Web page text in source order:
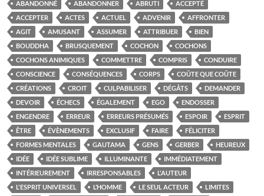
ABANDONNÉ ABANDONNER ABRUTI
ACCEPTÉ
ACCEPTER
ACTES ACTUEL ADVENIR
AFFRONTER
AGIT
AMUSANT ASSUMER ATTRIBUER
BIEN
BOUDDHA
BRUSQUEMENT COCHON
COCHONS
COCHONS ANIMIQUES
COMMETTRE COMPRIS
CONDUIRE
CONSCIENCE
CONSÉQUENCES CORPS
COÛTE QUE COÛTE
CRÉATIONS
CROIT CULPABILISER DÉGÂTS
DEMANDER
DEVOIR
ÉCHECS ÉGALEMENT EGO
ENDOSSER
ENGENDRE
ERREUR ERREURS PRÉSUMÉS ESPOIR
ESPRIT
ÊTRE
ÉVÈNEMENTS EXCLUSIF FAIRE
FÉLICITER
FORMES MENTALES
GAUTAMA GENS GERBER
HEUREUX
IDÉE
IDÉE SUBLIME ILLUMINANTE
IMMÉDIATEMENT
INTÉRIEUREMENT
IRRESPONSABLES
L'AUTEUR
L'ESPRIT UNIVERSEL
L’HOMME LE SEUL ACTEUR
LIMITES